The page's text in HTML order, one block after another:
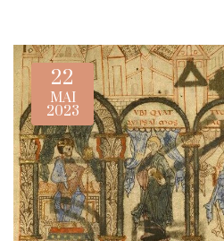
22
MAI
2023